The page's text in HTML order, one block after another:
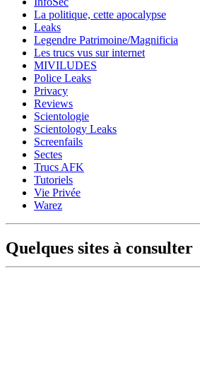
La politique, cette apocalypse
Leaks
Legendre Patrimoine/Magnificia
Les trucs vus sur internet
MIVILUDES
Police Leaks
Privacy
Reviews
Scientologie
Scientology Leaks
Screenfails
Sectes
Trucs AFK
Tutoriels
Vie Privée
Warez
Quelques sites à consulter